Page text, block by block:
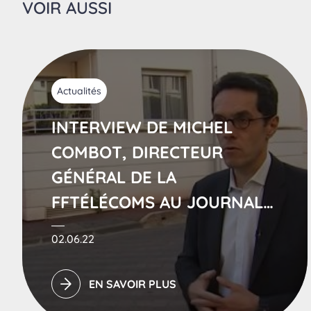
VOIR AUSSI
Actualités
INTERVIEW DE MICHEL
COMBOT, DIRECTEUR
GÉNÉRAL DE LA
FFTÉLÉCOMS AU JOURNAL
DE 20H SUR TF1
02.06.22
EN SAVOIR PLUS